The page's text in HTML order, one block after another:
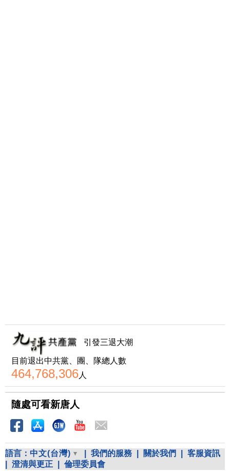
引發三退大潮
目前退出中共黨、團、隊總人數
464,768,306人
隨處可看新唐人
語言： 中文(台灣) 我們的服務 關於我們
客服資訊
澄清與更正 倫理委員會